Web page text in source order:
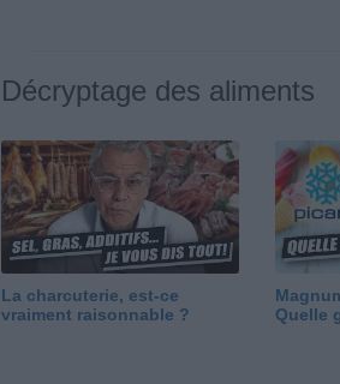
Décryptage des aliments
La charcuterie, est-ce
vraiment raisonnable ?
Quelle